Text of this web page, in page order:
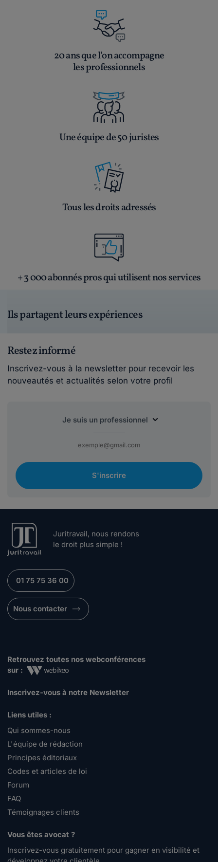
20 ans que l’on accompagne
les professionnels
Une équipe de 50 juristes
Tous les droits adressés
+ 3 000 abonnés pros qui utilisent nos services
Ils partagent leurs expériences
Restez informé
Inscrivez-vous à la newsletter pour recevoir les
nouveautés et actualités selon votre profil
S'inscrire
Juritravail, nous rendons
le droit plus simple !
01 75 75 36 00
Nous contacter
Retrouvez toutes nos webconférences
sur :
Inscrivez-vous à notre Newsletter
Liens utiles :
Qui sommes-nous
L'équipe de rédaction
Principes éditoriaux
Codes et articles de loi
Forum
FAQ
Témoignages clients
Vous êtes avocat ?
Inscrivez-vous gratuitement pour gagner en visibilité et